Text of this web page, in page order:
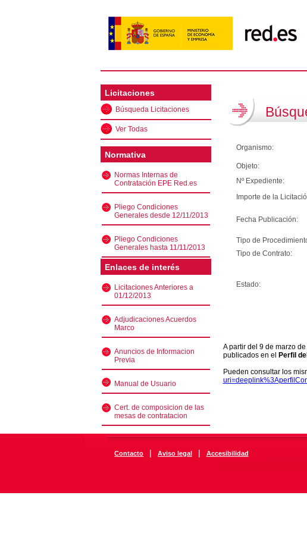
Licitaciones
Búsqueda Licitaciones
Ver Todas
Normativa
Normas Internas de
Contratación EPE Red.es
Pliego Condiciones
Generales desde 12/11/2013
Pliego Condiciones
Generales hasta 11/11/2013
Enlaces de interés
Licitaciones Anteriores a
01/12/2013
Adjudicaciones Acuerdos
Marco
Anuncios de Informacion
Previa
Manual de Usuario
Cert. de composicion de las
mesas de contratacion
Organismo:
Objeto:
Nº Expediente:
Importe de la
Fecha Publicación:
Tipo de
Tipo de Contrato:
Estado:
A partir del 9 de marzo
publicados en el
Perfil
Pueden consultar los
Contacto | Aviso legal | Accesibilidad